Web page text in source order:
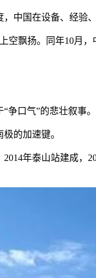
国在设备、经验、
飘扬。同年10月，
口气”的悲壮叙事。
的加速键。
年泰山站建成，